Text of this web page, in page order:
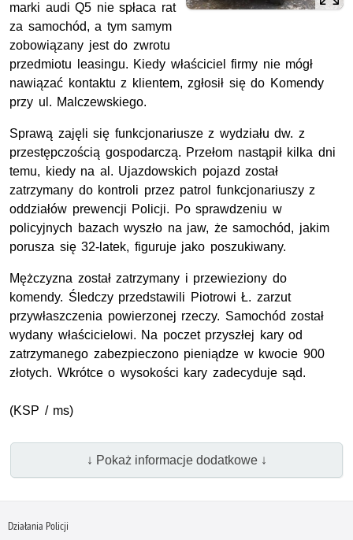
marki audi Q5 nie spłaca rat
za samochód, a tym samym
zobowiązany jest do zwrotu
przedmiotu leasingu. Kiedy właściciel firmy nie mógł
nawiązać kontaktu z klientem, zgłosił się do Komendy
przy ul. Malczewskiego.
Sprawą zajęli się funkcjonariusze z wydziału dw. z
przestępczością gospodarczą. Przełom nastąpił kilka dni
temu, kiedy na al. Ujazdowskich pojazd został
zatrzymany do kontroli przez patrol funkcjonariuszy z
oddziałów prewencji Policji. Po sprawdzeniu w
policyjnych bazach wyszło na jaw, że samochód, jakim
porusza się 32-latek, figuruje jako poszukiwany.
Mężczyzna został zatrzymany i przewieziony do
komendy. Śledczy przedstawili Piotrowi Ł. zarzut
przywłaszczenia powierzonej rzeczy. Samochód został
wydany właścicielowi. Na poczet przyszłej kary od
zatrzymanego zabezpieczono pieniądze w kwocie 900
złotych. Wkrótce o wysokości kary zadecyduje sąd.
(KSP / ms)
↓ Pokaż informacje dodatkowe ↓
Działania Policji